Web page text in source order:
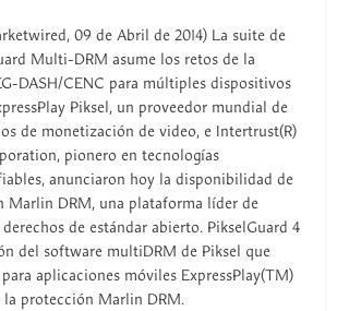
09 de Abril de 2014) La suite de
Multi-DRM asume los retos de la
DASH/CENC para múltiples dispositivos
Piksel, un proveedor mundial de
de monetización de video, e Intertrust(R)
pionero en tecnologías
anunciaron hoy la disponibilidad de
Marlin DRM, una plataforma líder de
de estándar abierto. PikselGuard 4
del software multiDRM de Piksel que
aplicaciones móviles ExpressPlay(TM)
protección Marlin DRM.